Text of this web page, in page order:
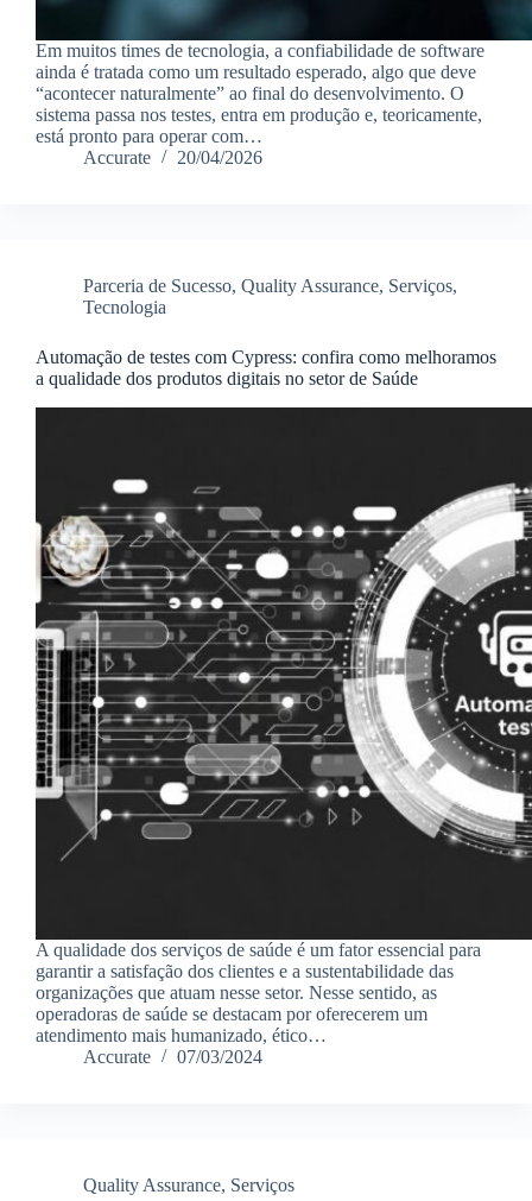
Em muitos times de tecnologia, a confiabilidade de software
ainda é tratada como um resultado esperado, algo que deve
“acontecer naturalmente” ao final do desenvolvimento. O
sistema passa nos testes, entra em produção e, teoricamente,
está pronto para operar com…
Accurate
20/04/2026
Parceria de Sucesso, Quality Assurance, Serviços,
Tecnologia
Automação de testes com Cypress: confira como melhoramos
a qualidade dos produtos digitais no setor de Saúde
A qualidade dos serviços de saúde é um fator essencial para
garantir a satisfação dos clientes e a sustentabilidade das
organizações que atuam nesse setor. Nesse sentido, as
operadoras de saúde se destacam por oferecerem um
atendimento mais humanizado, ético…
Accurate
07/03/2024
Quality Assurance, Serviços